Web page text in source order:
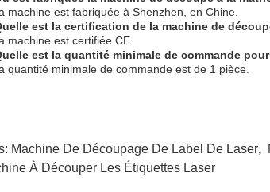
machine est fabriquée à Shenzhen, en Chine.
est la certification de la machine de
machine est certifiée CE.
est la quantité minimale de commande
quantité minimale de commande est de 1 pièce.
Machine De Découpage De Label De Laser,
À Découper Les Étiquettes Laser